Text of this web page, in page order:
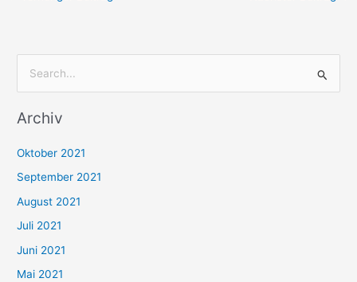
c
n
n
a
c
h
Archiv
Oktober 2021
September 2021
August 2021
Juli 2021
Juni 2021
Mai 2021